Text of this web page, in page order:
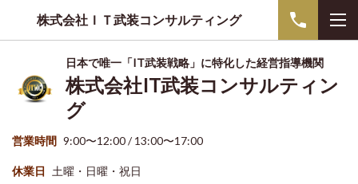
株式会社ＩＴ武装コンサルティング
日本で唯一「IT武装戦略」に特化した経営指導機関
株式会社IT武装コンサルティン
グ
営業時間 9:00〜12:00 / 13:00〜17:00
休業日 土曜・日曜・祝日